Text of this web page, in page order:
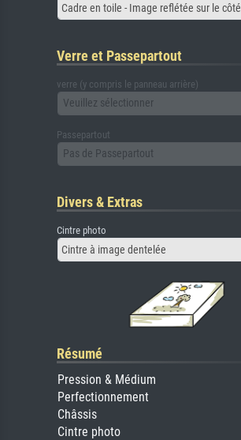
Cadre en toile - Image reflétée sur le côté
Verre et Passepartout
verre (y compris le panneau arrière)
Veuillez sélectionner
Passepartout
Pas de Passepartout
Divers & Extras
Cintre photo
Cintre à image dentelée
Résumé
Pression & Médium
Perfectionnement
Châssis
Cintre photo